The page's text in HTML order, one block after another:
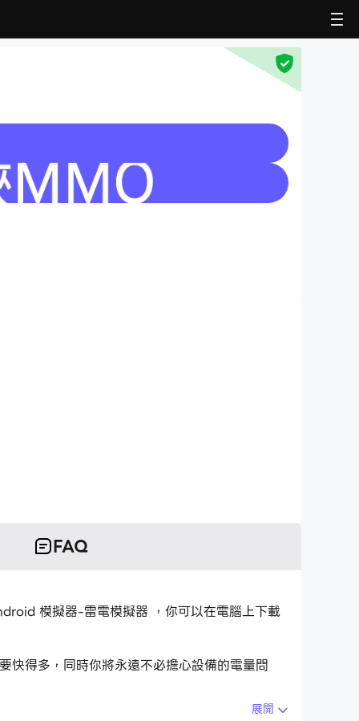
FAQ
模擬器-雷電模擬器 ，你可以在電腦上下載
得多，同時你將永遠不必擔心設備的電量問
展開